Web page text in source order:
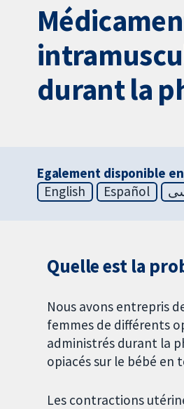
durant la
Egalement disponible en
English
Español
Quelle est la
Nous avons entrepris
femmes de différents
administrés durant la
opiacés sur le bébé en
Les contractions